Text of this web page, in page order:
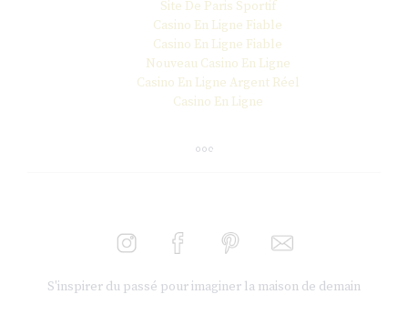
Site De Paris Sportif
Casino En Ligne Fiable
Casino En Ligne Fiable
Nouveau Casino En Ligne
Casino En Ligne Argent Réel
Casino En Ligne
S'inspirer du passé pour imaginer la maison de demain